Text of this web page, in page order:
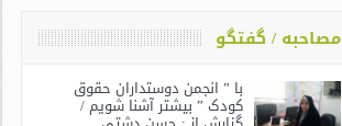
مصاحبه / گفتگو
با ” انجمن دوستداران حقوق
کودک ” بیشتر آشنا شویم /